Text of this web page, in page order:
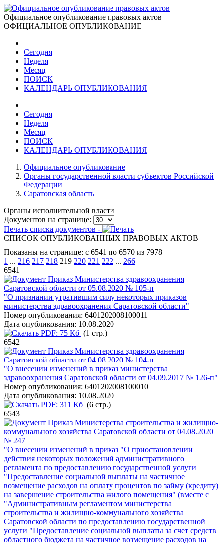
Официальное опубликование правовых актов
ОФИЦИАЛЬНОЕ ОПУБЛИКОВАНИЕ
Сегодня
Неделя
Месяц
ПОИСК
КАЛЕНДАРЬ ОПУБЛИКОВАНИЯ
Сегодня
Неделя
Месяц
ПОИСК
КАЛЕНДАРЬ ОПУБЛИКОВАНИЯ
Официальное опубликование
Органы государственной власти субъектов Российской
Федерации
Саратовская область
Органы исполнительной власти
Документов на странице:
Печать списка документов -
СПИСОК ОПУБЛИКОВАННЫХ ПРАВОВЫХ АКТОВ
Показаны на странице: с 6541 по 6570 из 7978
1 ... 216 217 218 219 220 221 222 ... 266
6541
Приказ Министерства здравоохранения
Саратовской области от 05.08.2020 № 105-п
"О признании утратившим силу некоторых приказов
министерства здравоохранения Саратовской области"
Номер опубликования: 6401202008100011
Дата опубликования: 10.08.2020
PDF: 75 Кб (1 стр.)
6542
Приказ Министерства здравоохранения
Саратовской области от 04.08.2020 № 104-п
"О внесении изменений в приказ министерства
здравоохранения Саратовской области от 04.09.2017 № 126-п"
Номер опубликования: 6401202008100010
Дата опубликования: 10.08.2020
PDF: 311 Кб (6 стр.)
6543
Приказ Министерства строительства и жилищно-
коммунального хозяйства Саратовской области от 04.08.2020
№ 247
"О внесении изменений в приказ "О приостановлении
действия некоторых положений административного
регламента по предоставлению государственной услуги
"Предоставление социальной выплаты на частичное
возмещение расходов на оплату процентов по займу (кредиту)
на завершение строительства жилого помещения" (вместе с
"Административным регламентом министерства
строительства и жилищно-коммунального хозяйства
Саратовской области по предоставлению государственной
услуги "Предоставление социальной выплаты за счет средств
областного бюджета на частичное возмещение расходов на